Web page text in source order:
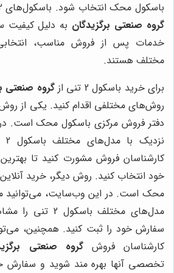
باسکول محک انتخاب شود. باسکول‌های 2 تن عرضه شده توسط
گروه صنعتی برگزیدگان به دلیل کیفیت
خدمات پس از فروش مناسب،
مختلف هستند.
برای خرید باسکول 2 تنی از
گروه صنعتی
روش‌های مختلفی اقدام کنید. یکی از
دفتر فروش مرکزی باسکول محک است. در
کارشناسان فروش مشورت کنید تا بهترین
خود انتخاب کنید. روش دیگر، خرید
محک است. در این وب‌سایت،
مدل‌های مختلف
سفارش خود را ثبت کنید. همچنین،
کارشناسان فروشگروه صنعتی
تخصصی آنها بهره مند شوید و سفارش